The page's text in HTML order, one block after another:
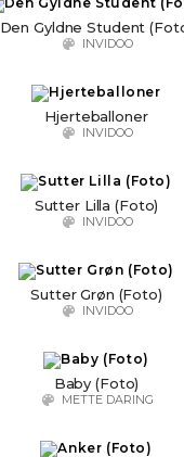
Den Gyldne Student
INVIDOO
Hjerteballoner
INVIDOO
Sutter Lilla (Foto)
INVIDOO
Sutter Grøn (Foto)
INVIDOO
Baby (Foto)
METTE DARING